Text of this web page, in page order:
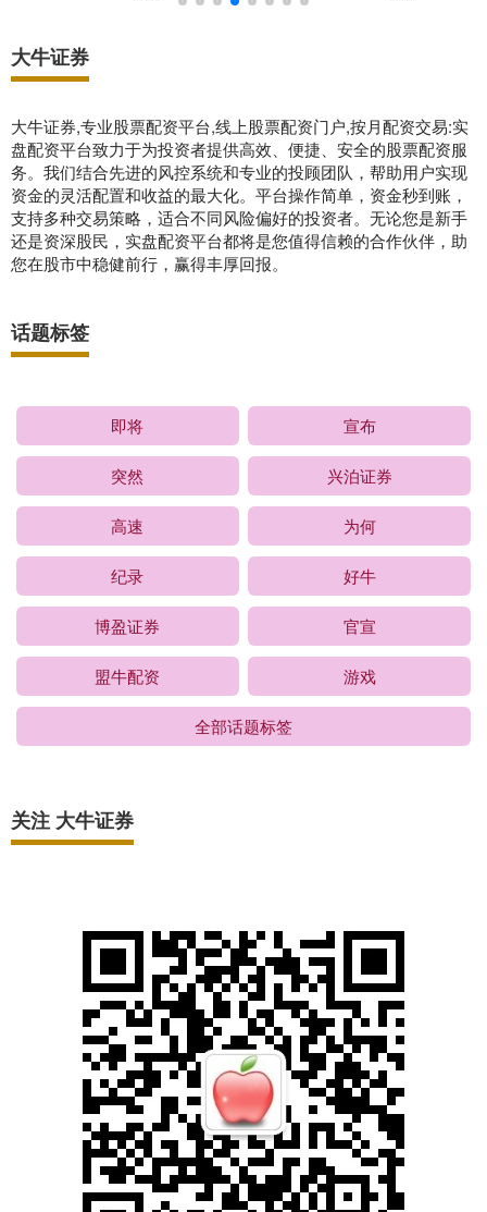
大牛证券
大牛证券,专业股票配资平台,线上股票配资门户,按月配资交易:实
盘配资平台致力于为投资者提供高效、便捷、安全的股票配资服
务。我们结合先进的风控系统和专业的投顾团队，帮助用户实现
资金的灵活配置和收益的最大化。平台操作简单，资金秒到账，
支持多种交易策略，适合不同风险偏好的投资者。无论您是新手
还是资深股民，实盘配资平台都将是您值得信赖的合作伙伴，助
您在股市中稳健前行，赢得丰厚回报。
话题标签
即将 宣布
突然 兴泊证券
高速 为何
纪录 好牛
博盈证券 官宣
盟牛配资 游戏
全部话题标签
关注 大牛证券